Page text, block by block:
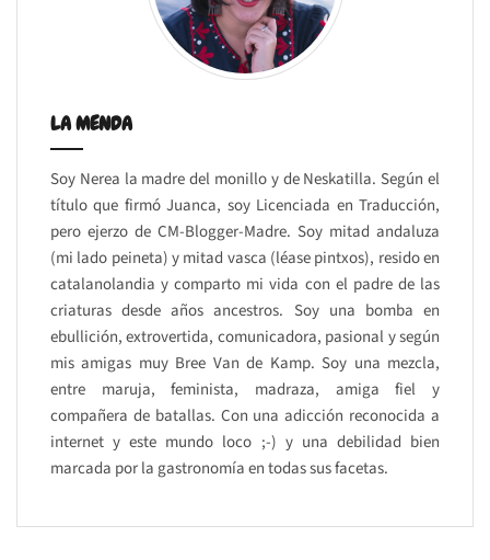
LA MENDA
Soy Nerea la madre del monillo y de Neskatilla. Según el
título que firmó Juanca, soy Licenciada en Traducción,
pero ejerzo de CM-Blogger-Madre. Soy mitad andaluza
(mi lado peineta) y mitad vasca (léase pintxos), resido en
catalanolandia y comparto mi vida con el padre de las
criaturas desde años ancestros. Soy una bomba en
ebullición, extrovertida, comunicadora, pasional y según
mis amigas muy Bree Van de Kamp. Soy una mezcla,
entre maruja, feminista, madraza, amiga fiel y
compañera de batallas. Con una adicción reconocida a
internet y este mundo loco ;-) y una debilidad bien
marcada por la gastronomía en todas sus facetas.